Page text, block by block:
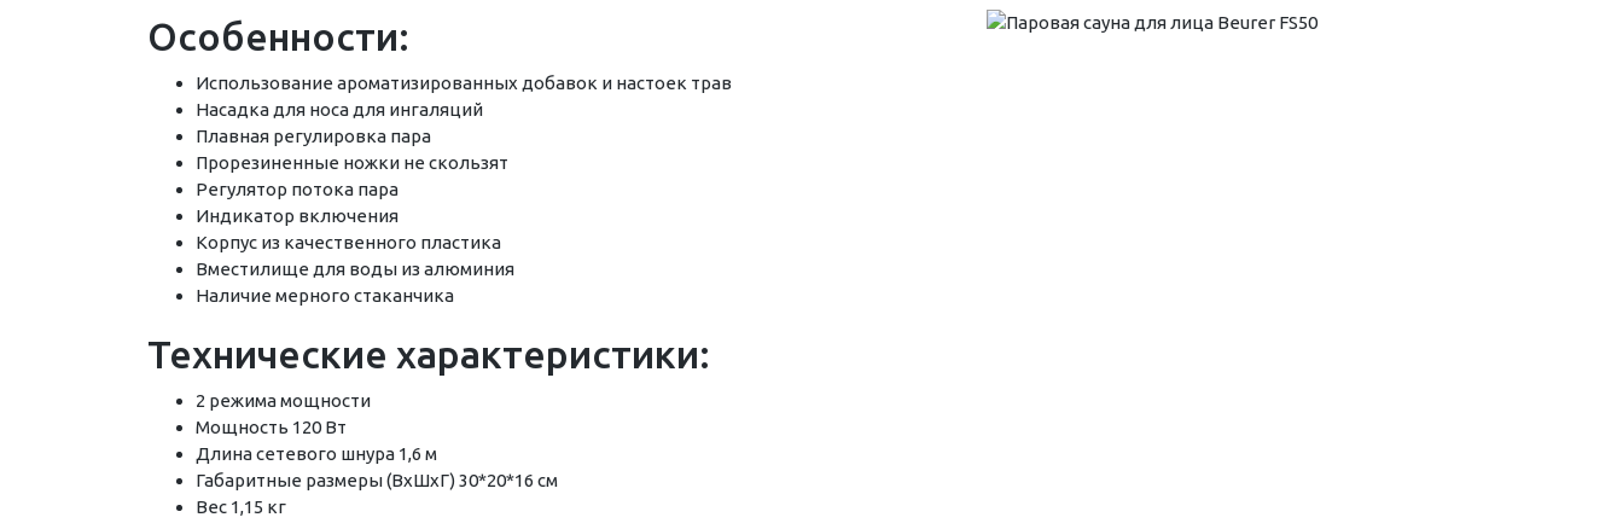
Особенности:
Использование ароматизированных добавок и настоек трав
Насадка для носа для ингаляций
Плавная регулировка пара
Прорезиненные ножки не скользят
Регулятор потока пара
Индикатор включения
Корпус из качественного пластика
Вместилище для воды из алюминия
Наличие мерного стаканчика
Технические характеристики:
2 режима мощности
Мощность 120 Вт
Длина сетевого шнура 1,6 м
Габаритные размеры (ВхШхГ) 30*20*16 см
Вес 1,15 кг